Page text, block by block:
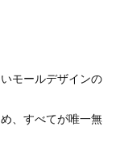
モールデザインの
、すべてが唯一無